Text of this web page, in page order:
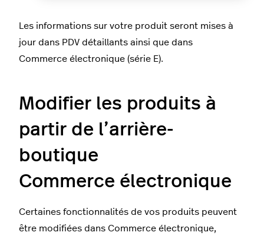
Les informations sur votre produit seront mises à
jour dans PDV détaillants ainsi que dans
Commerce électronique (série E).
Modifier les produits à
partir de l’arrière-
boutique
Commerce électronique
Certaines fonctionnalités de vos produits peuvent
être modifiées dans Commerce électronique,